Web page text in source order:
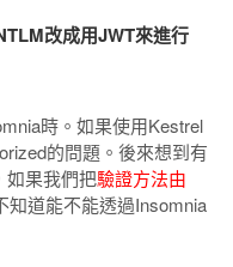
改成用JWT來進行
時。如果使用Kestrel
的問題。後來想到有
如果我們把驗證方法由
知道能不能透過Insomnia